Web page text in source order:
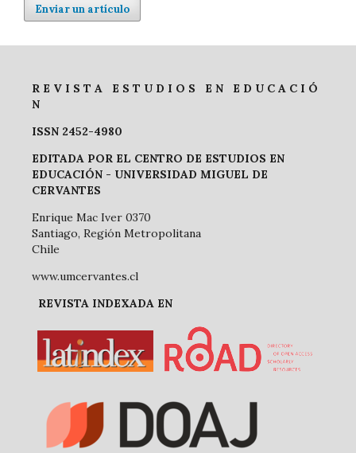
Enviar un artículo
R E V I S T A E S T U D I O S E N E D U C A C I Ó
N
ISSN 2452-4980
EDITADA POR EL CENTRO DE ESTUDIOS EN
EDUCACIÓN - UNIVERSIDAD MIGUEL DE
CERVANTES
Enrique Mac Iver 0370
Santiago, Región Metropolitana
Chile
www.umcervantes.cl
REVISTA INDEXADA EN